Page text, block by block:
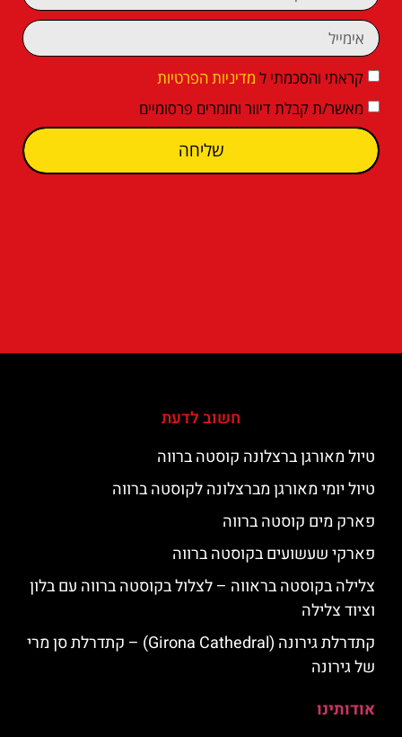
קראתי והסכמתי ל מדיניות הפרטיות
מאשר/ת קבלת דיוור וחומרים פרסומיים
שליחה
חשוב לדעת
טיול מאורגן ברצלונה קוסטה ברווה
טיול יומי מאורגן מברצלונה לקוסטה ברווה
פארק מים קוסטה ברווה
פארקי שעשועים בקוסטה ברווה
צלילה בקוסטה בראווה – לצלול בקוסטה ברווה עם בלון
וציוד צלילה
קתדרלת גירונה (Girona Cathedral) – קתדרלת סן מרי
של גירונה
אודותינו